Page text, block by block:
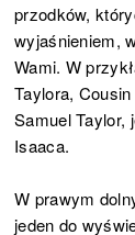
przodków,
wyjaśnieniem,
Wami. W
Taylora,
Samuel Taylor,
Isaaca.
W prawym
jeden do